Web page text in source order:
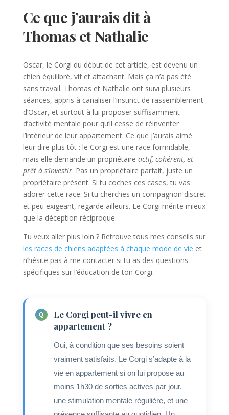
Ce que j’aurais dit à
Thomas et Nathalie
Oscar, le Corgi du début de cet article, est devenu un
chien équilibré, vif et attachant. Mais ça n’a pas été
sans travail. Thomas et Nathalie ont suivi plusieurs
séances, appris à canaliser l’instinct de rassemblement
d’Oscar, et surtout à lui proposer suffisamment
d’activité mentale pour qu’il cesse de réinventer
l’intérieur de leur appartement. Ce que j’aurais aimé
leur dire plus tôt : le Corgi est une race formidable,
mais elle demande un propriétaire actif, cohérent, et
prêt à s’investir. Pas un propriétaire parfait, juste un
propriétaire présent. Si tu coches ces cases, tu vas
adorer cette race. Si tu cherches un compagnon discret
et peu exigeant, regarde ailleurs. Le Corgi mérite mieux
que la déception réciproque.
Tu veux aller plus loin ? Retrouve tous mes conseils sur
les races de chiens adaptées à chaque mode de vie et
n’hésite pas à me contacter si tu as des questions
spécifiques sur l’éducation de ton Corgi.
Le Corgi peut-il vivre en
appartement ?
Oui, à condition que ses besoins soient
vraiment satisfaits. Le Corgi s’adapte à la
vie en appartement si on lui propose au
moins 1h30 de sorties actives par jour,
une stimulation mentale régulière, et une